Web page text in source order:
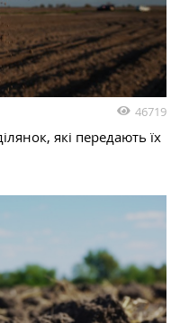
46719
які передають їх